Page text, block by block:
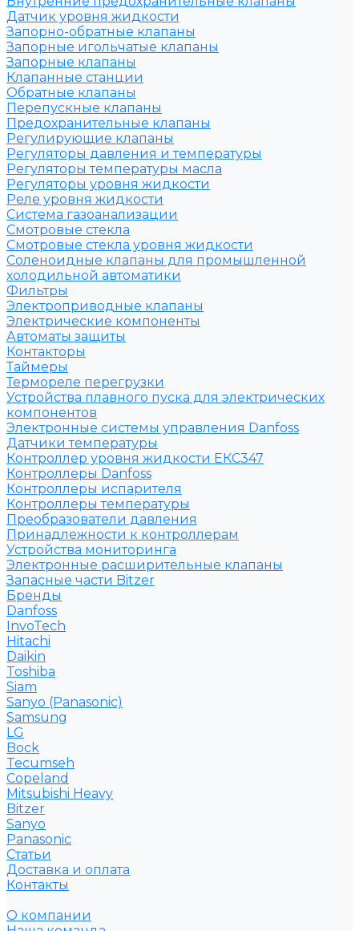
Датчик уровня жидкости
Запорно-обратные клапаны
Запорные игольчатые клапаны
Запорные клапаны
Клапанные станции
Обратные клапаны
Перепускные клапаны
Предохранительные клапаны
Регулирующие клапаны
Регуляторы давления и температуры
Регуляторы температуры масла
Регуляторы уровня жидкости
Реле уровня жидкости
Система газоанализации
Смотровые стекла
Смотровые стекла уровня жидкости
Соленоидные клапаны для промышленной
холодильной автоматики
Фильтры
Электроприводные клапаны
Электрические компоненты
Автоматы защиты
Контакторы
Таймеры
Термореле перегрузки
Устройства плавного пуска для электрических
компонентов
Электронные системы управления Danfoss
Датчики температуры
Контроллер уровня жидкости ЕКС347
Контроллеры Danfoss
Контроллеры испарителя
Контроллеры температуры
Преобразователи давления
Принадлежности к контроллерам
Устройства мониторинга
Электронные расширительные клапаны
Запасные части Bitzer
Бренды
Danfoss
InvoTech
Hitachi
Daikin
Toshiba
Siam
Sanyo (Panasonic)
Samsung
LG
Bock
Tecumseh
Copeland
Mitsubishi Heavy
Bitzer
Sanyo
Рanasonic
Статьи
Доставка и оплата
Контакты
О компании